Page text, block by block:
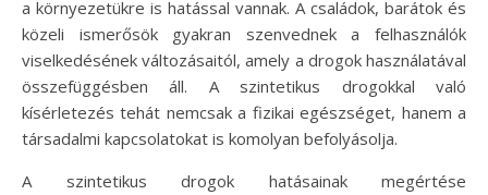
a környezetükre is hatással vannak. A családok, barátok és
közeli ismerősök gyakran szenvednek a felhasználók
viselkedésének változásaitól, amely a drogok használatával
összefüggésben áll. A szintetikus drogokkal való
kísérletezés tehát nemcsak a fizikai egészséget, hanem a
társadalmi kapcsolatokat is komolyan befolyásolja.
A szintetikus drogok hatásainak megértése